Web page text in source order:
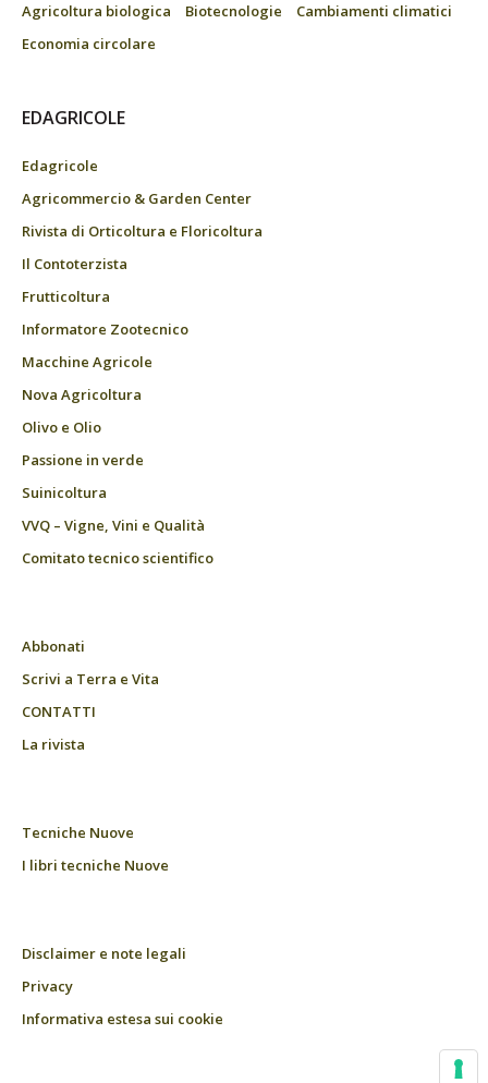
Agricoltura biologica
Biotecnologie
Cambiamenti climatici
Economia circolare
EDAGRICOLE
Edagricole
Agricommercio & Garden Center
Rivista di Orticoltura e Floricoltura
Il Contoterzista
Frutticoltura
Informatore Zootecnico
Macchine Agricole
Nova Agricoltura
Olivo e Olio
Passione in verde
Suinicoltura
VVQ – Vigne, Vini e Qualità
Comitato tecnico scientifico
Abbonati
Scrivi a Terra e Vita
CONTATTI
La rivista
Tecniche Nuove
I libri tecniche Nuove
Disclaimer e note legali
Privacy
Informativa estesa sui cookie